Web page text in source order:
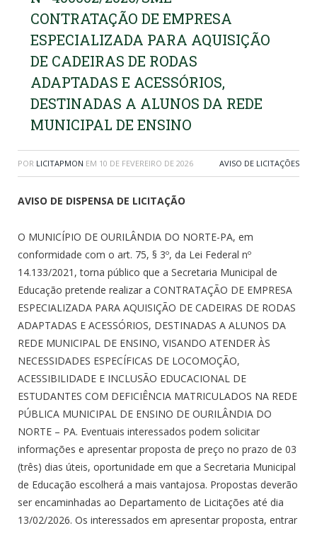
CONTRATAÇÃO DE EMPRESA
ESPECIALIZADA PARA AQUISIÇÃO
DE CADEIRAS DE RODAS
ADAPTADAS E ACESSÓRIOS,
DESTINADAS A ALUNOS DA REDE
MUNICIPAL DE ENSINO
POR LICITAPMON EM 10 DE FEVEREIRO DE 2026 AVISO DE LICITAÇÕES
AVISO DE DISPENSA DE LICITAÇÃO
O MUNICÍPIO DE OURILÂNDIA DO NORTE-PA, em
conformidade com o art. 75, § 3º, da Lei Federal nº
14.133/2021, torna público que a Secretaria Municipal de
Educação pretende realizar a CONTRATAÇÃO DE EMPRESA
ESPECIALIZADA PARA AQUISIÇÃO DE CADEIRAS DE RODAS
ADAPTADAS E ACESSÓRIOS, DESTINADAS A ALUNOS DA
REDE MUNICIPAL DE ENSINO, VISANDO ATENDER ÀS
NECESSIDADES ESPECÍFICAS DE LOCOMOÇÃO,
ACESSIBILIDADE E INCLUSÃO EDUCACIONAL DE
ESTUDANTES COM DEFICIÊNCIA MATRICULADOS NA REDE
PÚBLICA MUNICIPAL DE ENSINO DE OURILÂNDIA DO
NORTE – PA. Eventuais interessados podem solicitar
informações e apresentar proposta de preço no prazo de 03
(três) dias úteis, oportunidade em que a Secretaria Municipal
de Educação escolherá a mais vantajosa. Propostas deverão
ser encaminhadas ao Departamento de Licitações até dia
13/02/2026. Os interessados em apresentar proposta, entrar